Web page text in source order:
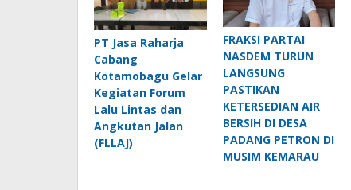
PT Jasa Raharja
Cabang
Kotamobagu Gelar
Kegiatan Forum
Lalu Lintas dan
Angkutan Jalan
(FLLAJ)
FRAKSI PARTAI
NASDEM TURUN
LANGSUNG
PASTIKAN
KETERSEDIAN AIR
BERSIH DI DESA
PADANG PETRON DI
MUSIM KEMARAU